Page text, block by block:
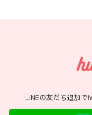
LINEの友だち追加で